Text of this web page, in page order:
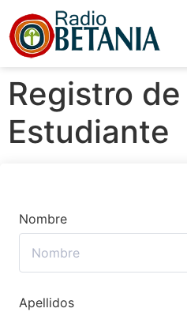
Registro de
Estudiante
Nombre
Apellidos